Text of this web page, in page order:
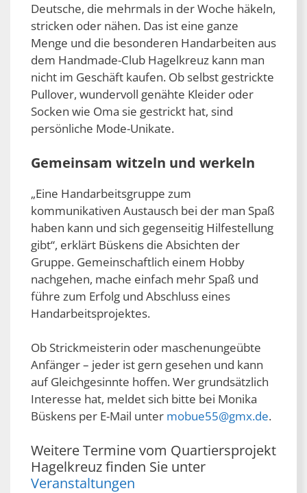
Deutsche, die mehrmals in der Woche häkeln,
stricken oder nähen. Das ist eine ganze
Menge und die besonderen Handarbeiten aus
dem Handmade-Club Hagelkreuz kann man
nicht im Geschäft kaufen. Ob selbst gestrickte
Pullover, wundervoll genähte Kleider oder
Socken wie Oma sie gestrickt hat, sind
persönliche Mode-Unikate.
Gemeinsam witzeln und werkeln
„Eine Handarbeitsgruppe zum
kommunikativen Austausch bei der man Spaß
haben kann und sich gegenseitig Hilfestellung
gibt“, erklärt Büskens die Absichten der
Gruppe. Gemeinschaftlich einem Hobby
nachgehen, mache einfach mehr Spaß und
führe zum Erfolg und Abschluss eines
Handarbeitsprojektes.
Ob Strickmeisterin oder maschenungeübte
Anfänger – jeder ist gern gesehen und kann
auf Gleichgesinnte hoffen. Wer grundsätzlich
Interesse hat, meldet sich bitte bei Monika
Büskens per E-Mail unter mobue55@gmx.de.
Weitere Termine vom Quartiersprojekt
Hagelkreuz finden Sie unter
Veranstaltungen